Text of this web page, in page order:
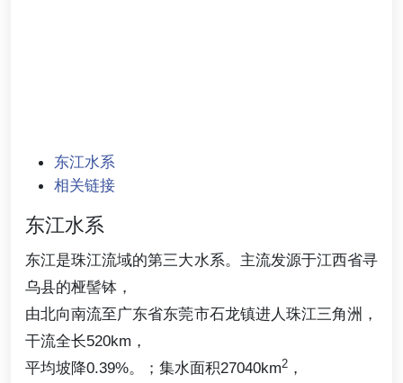
东江水系
相关链接
东江水系
东江是珠江流域的第三大水系。主流发源于江西省寻
乌县的桠髻钵，
由北向南流至广东省东莞市石龙镇进人珠江三角洲，
干流全长520km，
平均坡降0.39%。；集水面积27040km2 ，